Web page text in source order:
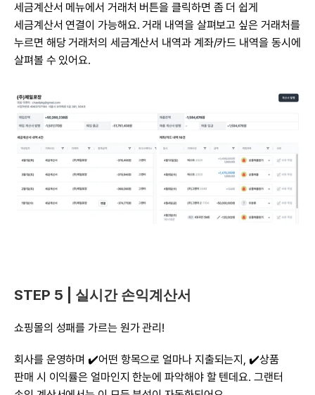
세금계산서 메뉴에서 거래처 버튼을 클릭하면 좀 더 쉽게
세금계산서 연결이 가능해요. 거래 내역을 살펴보고 싶은 거래처를
누르면 해당 거래처의 세금계산서 내역과 계좌/카드 내역을 동시에
살펴볼 수 있어요.
STEP 5 | 실시간 손익계산서
쇼핑몰의 성패를 가르는 원가 관리!
회사를 운영하며 ✔️어떤 항목으로 얼마나 지출되는지, ✔️상품
판매 시 이익률은 얼마인지 한눈에 파악해야 할 텐데요. 그랜터